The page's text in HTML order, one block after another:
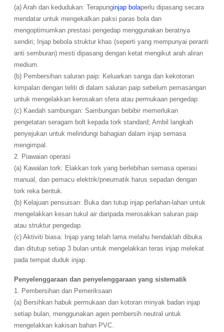
(a) Arah dan kedudukan: Terapunginjap bolaperlu dipasang secara
mendatar untuk mengekalkan paksi paras bola dan
mengoptimumkan prestasi pengedap menggunakan beratnya
sendiri; Injap bebola struktur khas (seperti yang mempunyai peranti
anti semburan) mesti dipasang dengan ketat mengikut arah aliran
medium.
(b) Pembersihan saluran paip: Keluarkan sanga dan kekotoran
kimpalan dengan teliti di dalam saluran paip sebelum pemasangan
untuk mengelakkan kerosakan sfera atau permukaan pengedap.
(c) Kaedah sambungan: Sambungan bebibir memerlukan
pengetatan seragam bolt kepada tork standard; Ambil langkah
penyejukan untuk melindungi bahagian dalam injap semasa
mengimpal.
2. Piawaian operasi
(a) Kawalan tork: Elakkan tork yang berlebihan semasa operasi
manual, dan pemacu elektrik/pneumatik harus sepadan dengan
tork reka bentuk.
(b) Kelajuan pensuisan: Buka dan tutup injap perlahan-lahan untuk
mengelakkan kesan tukul air daripada merosakkan saluran paip
atau struktur pengedap.
(c) Aktiviti biasa: Injap yang telah lama melahu hendaklah dibuka
dan ditutup setiap 3 bulan untuk mengelakkan teras injap melekat
pada tempat duduk injap.
Penyelenggaraan dan penyelenggaraan yang sistematik
1. Pembersihan dan Pemeriksaan
(a) Bersihkan habuk permukaan dan kotoran minyak badan injap
setiap bulan, menggunakan agen pembersih neutral untuk
mengelakkan kakisan bahan PVC.